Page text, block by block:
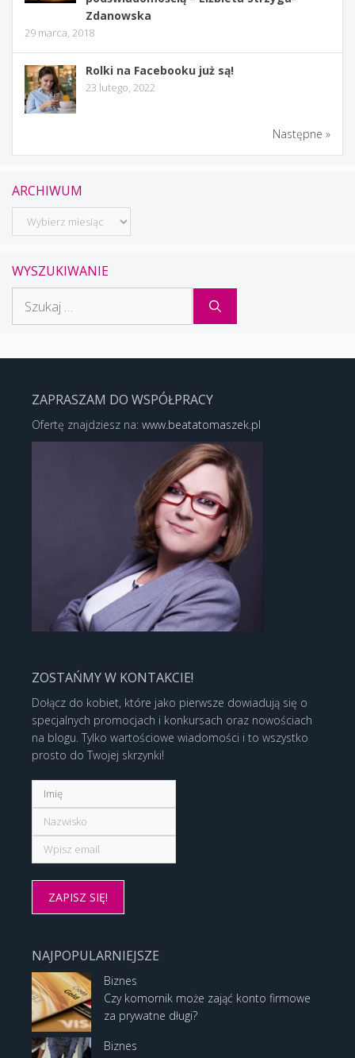
Zdanowska
29 marca, 2018
Rolki na Facebooku już są!
23 lutego, 2022
Następne »
ARCHIWUM
Archiwum
WYSZUKIWANIE
ZAPRASZAM DO WSPÓŁPRACY
Ofertę znajdziesz na: www.beatatomaszek.pl
ZOSTAŃMY W KONTAKCIE!
Dołącz do kobiet, które jako pierwsze dowiadują się o
specjalnych promocjach i konkursach oraz nowościach
na blogu. Tylko wartościowe wiadomości i to wszystko
prosto do Twojej skrzynki!
NAJPOPULARNIEJSZE
Biznes
Czy komornik może zająć konto firmowe
za prywatne długi?
Biznes